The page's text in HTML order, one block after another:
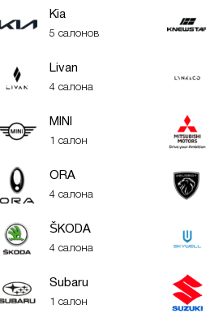
Kia
5 салонов
Livan
4 салона
MINI
1 салон
ORA
4 салона
ŠKODA
4 салона
Subaru
1 салон